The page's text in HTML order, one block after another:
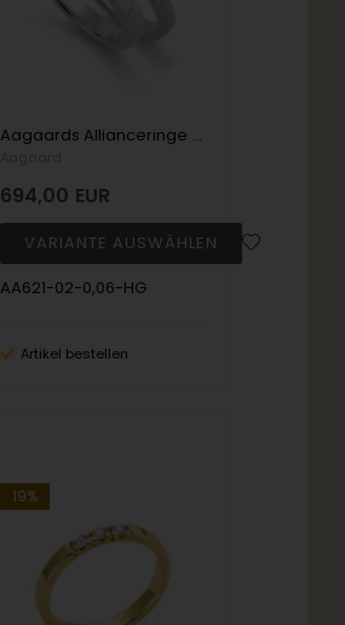
Aagaards Allianceringe model 621 - 14 kt hvidguld med 3 stk 0,02 ct TW/SI
694,00 EUR
AA621-02-0,06-HG
Artikel bestellen
19%